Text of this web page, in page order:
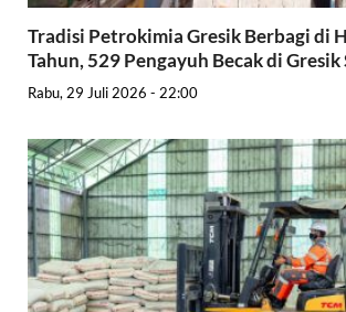
Tradisi Petrokimia Gresik Berbagi di
Tahun, 529 Pengayuh Becak di Gresik
Rabu, 29 Juli 2026 - 22:00